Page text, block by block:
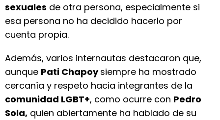
sexuales de otra persona, especialmente si
esa persona no ha decidido hacerlo por
cuenta propia.
Además, varios internautas destacaron que,
aunque Pati Chapoysiempre ha mostrado
cercanía y respeto hacia integrantes de la
comunidad LGBT+, como ocurre con Pedro
Sola, quien abiertamente ha hablado de su